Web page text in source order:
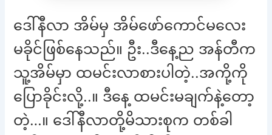
ဒေါ်နီလာ အိမ်မှ အိမ်ဖော်ကောင်မလေး
မခိုင်ဖြစ်နေသည်။ ဦး..ဒီနေ့ည အန်တီက
သူ့အိမ်မှာ ထမင်းလာစားပါတဲ့..အကို့ကို
ပြောခိုင်းလို့..။ ဒီနေ့ ထမင်းမချက်နဲ့တော့
တဲ့…။ ဒေါ်နီလာတို့မိသားစုက တစ်ခါ